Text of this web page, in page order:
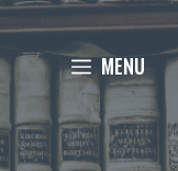
MENU